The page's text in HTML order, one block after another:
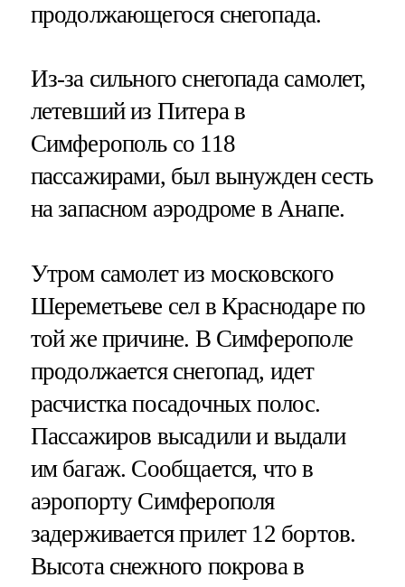
продолжающегося снегопада.
Из-за сильного снегопада самолет,
летевший из Питера в
Симферополь со 118
пассажирами, был вынужден сесть
на запасном аэродроме в Анапе.
Утром самолет из московского
Шереметьеве сел в Краснодаре по
той же причине. В Симферополе
продолжается снегопад, идет
расчистка посадочных полос.
Пассажиров высадили и выдали
им багаж. Сообщается, что в
аэропорту Симферополя
задерживается прилет 12 бортов.
Высота снежного покрова в